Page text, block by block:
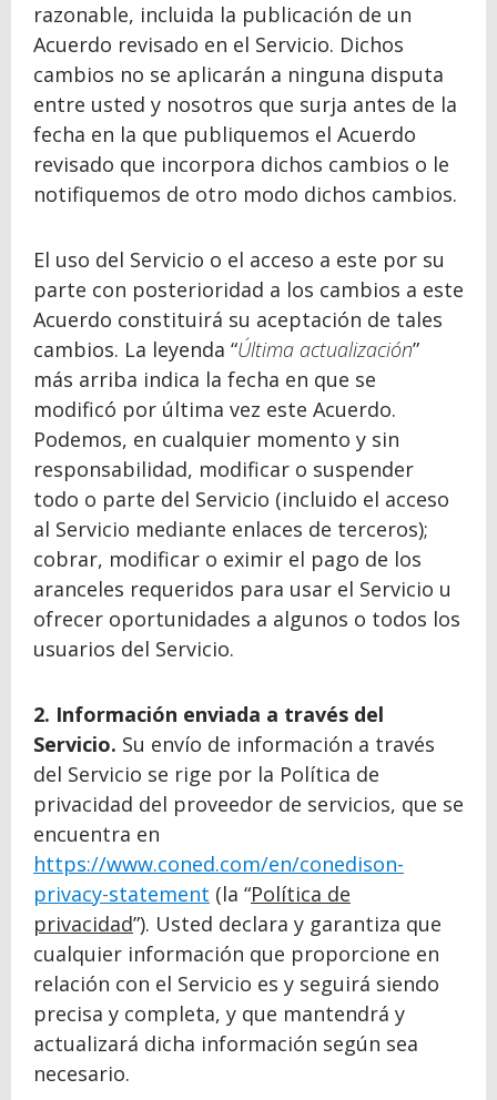
razonable, incluida la publicación de un
Acuerdo revisado en el Servicio. Dichos
cambios no se aplicarán a ninguna disputa
entre usted y nosotros que surja antes de la
fecha en la que publiquemos el Acuerdo
revisado que incorpora dichos cambios o le
notifiquemos de otro modo dichos cambios.
El uso del Servicio o el acceso a este por su
parte con posterioridad a los cambios a este
Acuerdo constituirá su aceptación de tales
cambios. La leyenda “Última actualización”
más arriba indica la fecha en que se
modificó por última vez este Acuerdo.
Podemos, en cualquier momento y sin
responsabilidad, modificar o suspender
todo o parte del Servicio (incluido el acceso
al Servicio mediante enlaces de terceros);
cobrar, modificar o eximir el pago de los
aranceles requeridos para usar el Servicio u
ofrecer oportunidades a algunos o todos los
usuarios del Servicio.
2. Información enviada a través del
Servicio. Su envío de información a través
del Servicio se rige por la Política de
privacidad del proveedor de servicios, que se
encuentra en
https://www.coned.com/en/conedison-
privacy-statement (la “Política de
privacidad”). Usted declara y garantiza que
cualquier información que proporcione en
relación con el Servicio es y seguirá siendo
precisa y completa, y que mantendrá y
actualizará dicha información según sea
necesario.